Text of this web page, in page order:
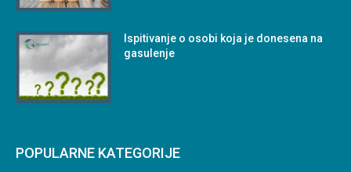
Ispitivanje o osobi koja je donesena na
gasulenje
POPULARNE KATEGORIJE